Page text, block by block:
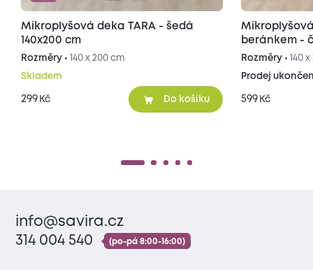
Mikroplyšová deka TARA - šedá
140x200 cm
Rozměry • 140 x 200 cm
Skladem
299 Kč Do košíku
beránkem -
Rozměry • 140
Prodej
599 Kč
info@savira.cz
314 004 540
(po-pá 8:00-16:00)